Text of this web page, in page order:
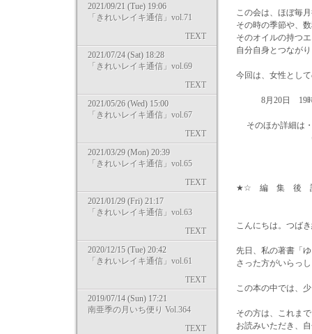
2021/09/21 (Tue) 19:06
「きれいレイキ通信」vol.71
TEXT
2021/07/24 (Sat) 18:28
「きれいレイキ通信」vol.69
TEXT
2021/05/26 (Wed) 15:00
「きれいレイキ通信」vol.67
TEXT
2021/03/29 (Mon) 20:39
「きれいレイキ通信」vol.65
TEXT
2021/01/29 (Fri) 21:17
「きれいレイキ通信」vol.63
TEXT
2020/12/15 (Tue) 20:42
「きれいレイキ通信」vol.61
TEXT
2019/07/14 (Sun) 17:21
南亜季の月いち便り Vol.364
TEXT
この会は、ほぼ毎
その時の季節や、
そのオイルの持つ
自分自身とつなが
今回は、女性とし
8月20日 19時～
そのほか詳細は
⇒ http://m-
★☆ 編 集 後
こんにちは。つば
先日、私の著書「
さった方がいらっ
この本の中では、
その方は、これま
お読みいただき、